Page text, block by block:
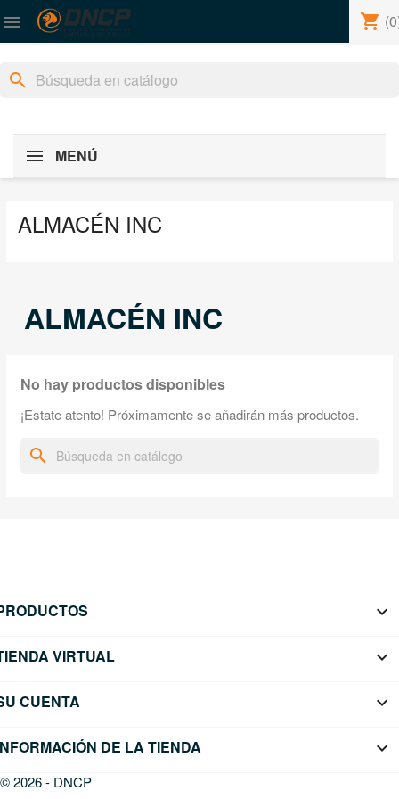
 shopping_cart
search
MENÚ
ALMACÉN INC
ALMACÉN INC
No hay productos disponibles
¡Estate atento! Próximamente se añadirán más productos.
search

VIRTUAL 
CUENTA 
DE LA TIENDA keyboard_arrow_down
© 2026 - DNCP